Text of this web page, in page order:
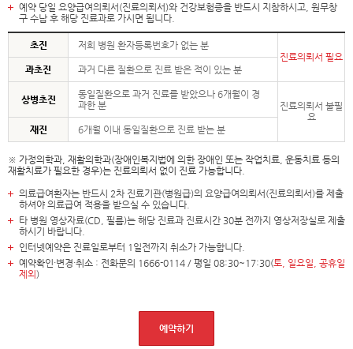
예약 당일 요양급여의뢰서(진료의뢰서)와 건강보험증을 반드시 지참하시고, 원무창
구 수납 후 해당 진료과로 가시면 됩니다.
초진
저희 병원 환자등록번호가 없는 분
진료의뢰서 필요
과초진
과거 다른 질환으로 진료 받은 적이 있는 분
상병초진
동일질환으로 과거 진료를 받았으나 6개월이 경
과한 분
진료의뢰서 불필
요
재진
6개월 이내 동일질환으로 진료 받는 분
※ 가정의학과, 재활의학과(장애인복지법에 의한 장애인 또는 작업치료, 운동치료 등의
재활치료가 필요한 경우)는 진료의뢰서 없이 진료 가능합니다.
의료급여환자는 반드시 2차 진료기관(병원급)의 요양급여의뢰서(진료의뢰서)를 제출
하셔야 의료급여 적용을 받으실 수 있습니다.
타 병원 영상자료(CD, 필름)는 해당 진료과 진료시간 30분 전까지 영상저장실로 제출
하시기 바랍니다.
인터넷예약은 진료일로부터 1일전까지 취소가 가능합니다.
예약확인·변경·취소 : 전화문의 1666-0114 / 평일 08:30~17:30(토, 일요일, 공휴일
제외)
예약하기